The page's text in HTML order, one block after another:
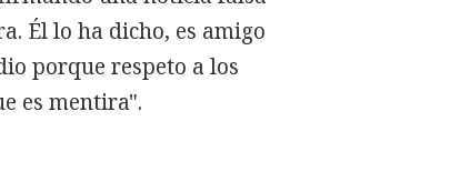
Él lo ha dicho, es amigo
porque respeto a los
es mentira".